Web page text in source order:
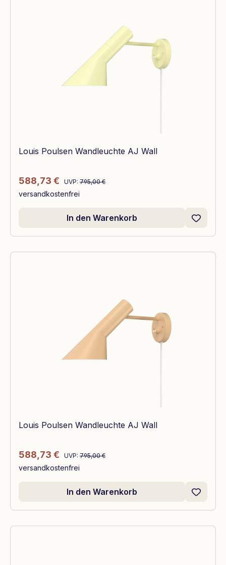
Louis Poulsen Wandleuchte AJ Wall
Verkaufspreis:
588,73 € Regulärer Preis:
UVP: 795,00 €
versandkostenfrei
In den Warenkorb
Louis Poulsen Wandleuchte AJ Wall
Verkaufspreis:
588,73 € Regulärer Preis:
UVP: 795,00 €
versandkostenfrei
In den Warenkorb